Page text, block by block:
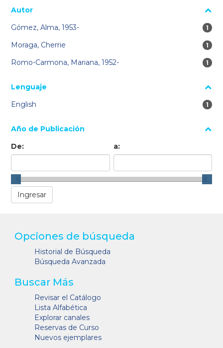
Autor
Gómez, Alma, 1953-
1
1
Moraga, Cherrie 1
1
Romo-Carmona, Mariana, 1952- 1
1
Lenguaje
English
1
1
Año de Publicación
De:
a:
Opciones de búsqueda
Historial de Búsqueda
Búsqueda Avanzada
Buscar Más
Revisar el Catálogo
Lista Alfabética
Explorar canales
Reservas de Curso
Nuevos ejemplares